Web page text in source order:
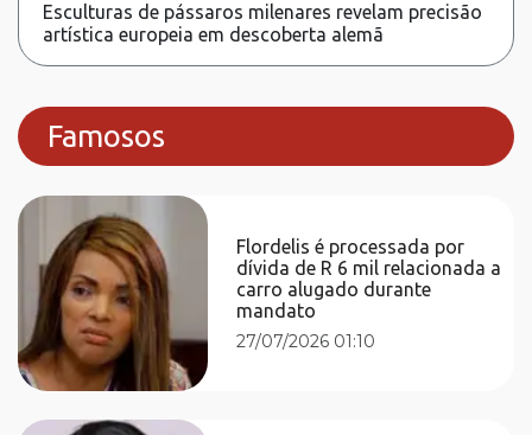
Esculturas de pássaros milenares revelam precisão
artística europeia em descoberta alemã
Famosos
Flordelis é processada por
dívida de R 6 mil relacionada a
carro alugado durante
mandato
27/07/2026 01:10